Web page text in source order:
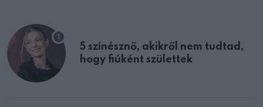
5 színésznő, akikről nem tudtad,
hogy fiúként születtek